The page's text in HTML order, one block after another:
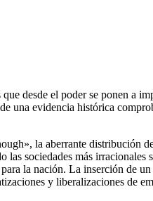
desde el poder se ponen a
una evidencia histórica
la aberrante distribución
sociedades más irracionales
la nación. La inserción de
y liberalizaciones de